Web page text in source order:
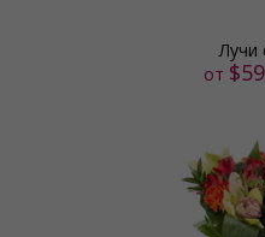
Лучи
от